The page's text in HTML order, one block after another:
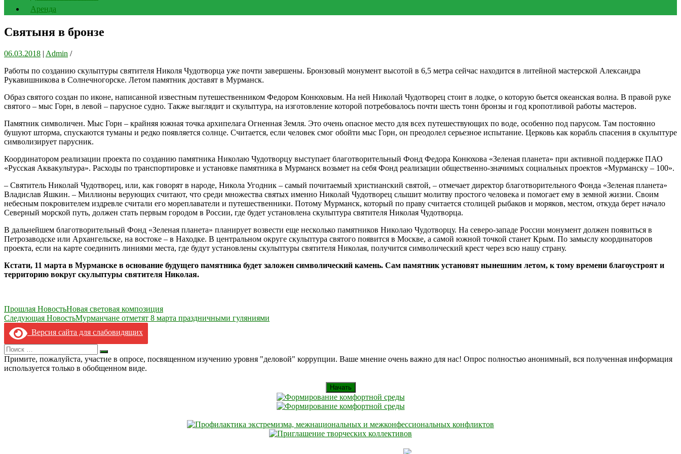
Аренда
Святыня в бронзе
06.03.2018 | Admin /
Работы по созданию скульптуры святителя Николя Чудотворца уже почти завершены. Бронзовый монумент высотой в 6,5 метра сейчас находится в литейной мастерской Александра
Рукавишникова в Солнечногорске. Летом памятник доставят в Мурманск.
Образ святого создан по иконе, написанной известным путешественником Федором Конюховым. На ней Николай Чудотворец стоит в лодке, о которую бьется океанская волна. В правой руке
святого – мыс Горн, в левой – парусное судно. Также выглядит и скульптура, на изготовление которой потребовалось почти шесть тонн бронзы и год кропотливой работы мастеров.
Памятник символичен. Мыс Горн – крайняя южная точка архипелага Огненная Земля. Это очень опасное место для всех путешествующих по воде, особенно под парусом. Там постоянно
бушуют шторма, спускаются туманы и редко появляется солнце. Считается, если человек смог обойти мыс Горн, он преодолел серьезное испытание. Церковь как корабль спасения в скульптуре
символизирует парусник.
Координатором реализации проекта по созданию памятника Николаю Чудотворцу выступает благотворительный Фонд Федора Конюхова «Зеленая планета» при активной поддержке ПАО
«Русская Аквакультура». Расходы по транспортировке и установке памятника в Мурманск возьмет на себя Фонд реализации общественно-значимых социальных проектов «Мурманску – 100».
– Святитель Николай Чудотворец, или, как говорят в народе, Никола Угодник – самый почитаемый христианский святой, – отмечает директор благотворительного Фонда «Зеленая планета»
Владислав Яшкин. – Миллионы верующих считают, что среди множества святых именно Николай Чудотворец слышит молитву простого человека и помогает ему в земной жизни. Своим
небесным покровителем издревле считали его мореплаватели и путешественники. Потому Мурманск, который по праву считается столицей рыбаков и моряков, местом, откуда берет начало
Северный морской путь, должен стать первым городом в России, где будет установлена скульптура святителя Николая Чудотворца.
В дальнейшем благотворительный Фонд «Зеленая планета» планирует возвести еще несколько памятников Николаю Чудотворцу. На северо-западе России монумент должен появиться в
Петрозаводске или Архангельске, на востоке – в Находке. В центральном округе скульптура святого появится в Москве, а самой южной точкой станет Крым. По замыслу координаторов
проекта, если на карте соединить линиями места, где будут установлены скульптуры святителя Николая, получится символический крест через всю нашу страну.
Кстати, 11 марта в Мурманске в основание будущего памятника будет заложен символический камень. Сам памятник установят нынешним летом, к тому времени благоустроят и
территорию вокруг скульптуры святителя Николая.
Навигация
по
записям
Прошлая НовостьНовая световая композиция
Следующая НовостьМурманчане отметят 8 марта праздничными гуляниями
Версия сайта для слабовидящих
Search
for:
Искать
Примите, пожалуйста, участие в опросе, посвященном изучению уровня "деловой" коррупции. Ваше мнение очень важно для нас! Опрос полностью анонимный, вся полученная информация
используется только в обобщенном виде.
Начать